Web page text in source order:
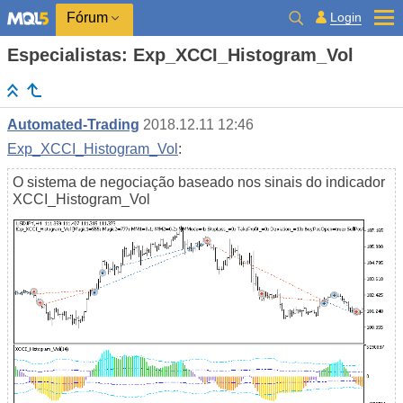
Fórum Login
Especialistas: Exp_XCCI_Histogram_Vol
Automated-Trading 2018.12.11 12:46
Exp_XCCI_Histogram_Vol :
O sistema de negociação baseado nos sinais do indicador
XCCI_Histogram_Vol